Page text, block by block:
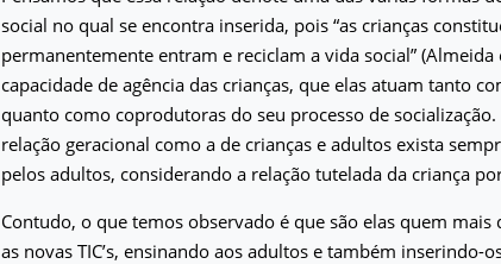
social no qual se encontra inserida, pois “as crianças
permanentemente entram e reciclam a vida social”
capacidade de agência das crianças, que elas atuam tanto
quanto como coprodutoras do seu processo de
relação geracional como a de crianças e adultos exista
pelos adultos, considerando a relação tutelada da criança
Contudo, o que temos observado é que são elas quem
as novas TIC’s, ensinando aos adultos e também inserindo-